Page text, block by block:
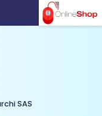
MENU
SAS